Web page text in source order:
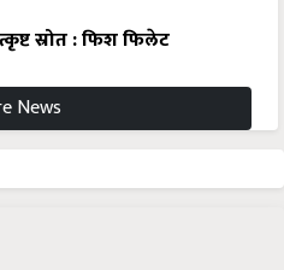
स्रोत : फिश फिलेट
News